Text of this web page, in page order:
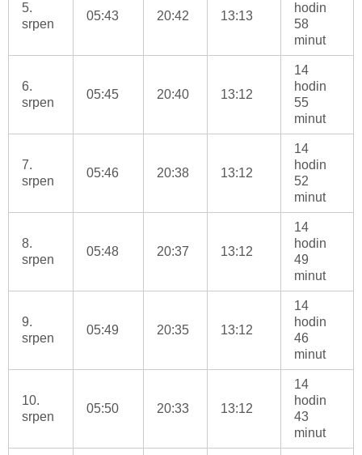
5.
srpen
05:43 20:42 13:13
hodin
58
minut
6.
srpen
05:45 20:40 13:12
14
hodin
55
minut
7.
srpen
05:46 20:38 13:12
14
hodin
52
minut
8.
srpen
05:48 20:37 13:12
14
hodin
49
minut
9.
srpen
05:49 20:35 13:12
14
hodin
46
minut
10.
srpen
05:50 20:33 13:12
14
hodin
43
minut